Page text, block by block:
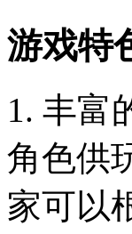
游戏特
1. 丰富
角色供
家可以